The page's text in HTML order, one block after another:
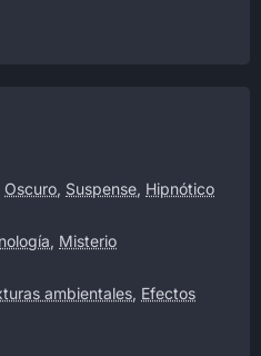
Oscuro, Suspense, Hipnótico
, Misterio
ambientales, Efectos